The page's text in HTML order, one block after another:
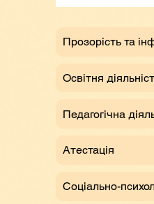
​Прозорість та
Освітня
Педагогічна
Атестація
Соціально-